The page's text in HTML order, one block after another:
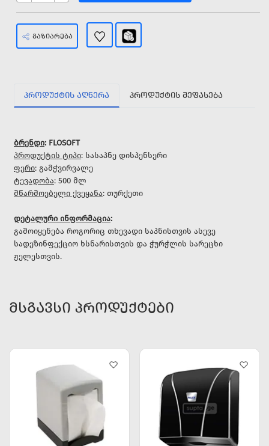
ᲒᲐᲖᲘᲐᲠᲔᲑᲐ
ᲞᲠᲝᲓᲣᲥᲢᲘᲡ ᲐᲦᲬᲔᲠᲐ ᲞᲠᲝᲓᲣᲥᲢᲘᲡ ᲨᲔᲤᲐᲡᲔᲑᲐ
ბრენდი: FLOSOFT
პროდუქტის ტიპი: სასაპნე დისპენსერი
ფერი: გამჭვირვალე
ტევადობა: 500 მლ
მწარმოებელი ქვეყანა: თურქეთი
დეტალური ინფორმაცია:
გამოიყენება როგორიც თხევადი საპნისთვის ასევე
სადეზინფექციო ხსნარისთვის და ჭურჭლის სარეცხი
ჟელესთვის.
ᲛᲡᲒᲐᲕᲡᲘ ᲞᲠᲝᲓᲣᲥᲢᲔᲑᲘ